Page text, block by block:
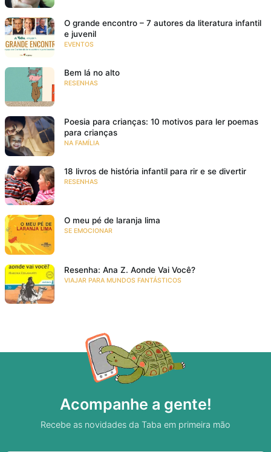
O grande encontro – 7 autores da literatura infantil
e juvenil
EVENTOS
Bem lá no alto
RESENHAS
Poesia para crianças: 10 motivos para ler poemas
para crianças
NA FAMÍLIA
18 livros de história infantil para rir e se divertir
RESENHAS
O meu pé de laranja lima
SE EMOCIONAR
Resenha: Ana Z. Aonde Vai Você?
VIAJAR PARA MUNDOS FANTÁSTICOS
Acompanhe a gente!
Recebe as novidades da Taba em primeira mão